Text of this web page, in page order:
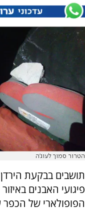
הטרור סמוך לעוג'ה
תושבים בבקעת
פיגועי האבנים
הפופולארי של הכפר